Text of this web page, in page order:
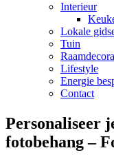
Interieur
Lokale
Tuin
Lifestyle
Energie
Contact
Personaliseer
fotobehang –